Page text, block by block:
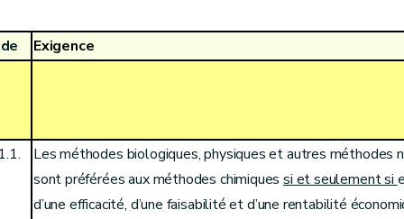
Exigence
Les méthodes biologiques, physiques et autres méthodes
sont préférées aux méthodes chimiquessi et seulement si
d’une efficacité, d’une faisabilité et d’une rentabilité